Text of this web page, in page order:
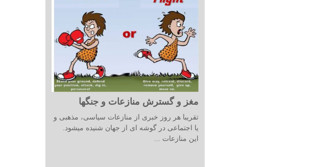
مغز و گسترش منازعات و جنگها
تقریبا هر روز خبری از منازعات سیاسی، مذهبی و
یا اجتماعی در گوشه ای از جهان شنیده میشود.
این منازعات ...